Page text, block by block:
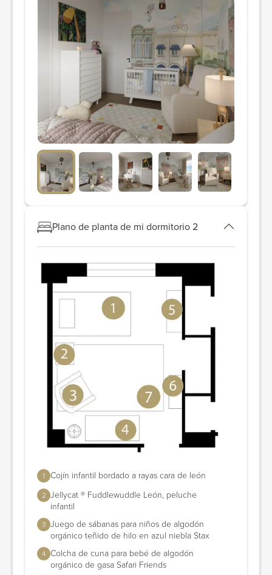
Plano de planta de mi dormitorio 2
1 Cojín infantil bordado a rayas cara de león
2 Jellycat ® Fuddlewuddle León, peluche
infantil
3 Juego de sábanas para niños de algodón
orgánico teñido de hilo en azul niebla Stax
4 Colcha de cuna para bebé de algodón
orgánico de gasa Safari Friends